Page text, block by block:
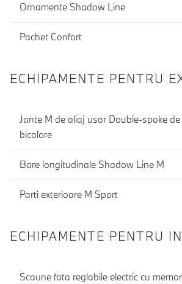
Ornamente Shadow Line
Pachet Confort
ECHIPAMENTE PENTRU
Jante M de aliaj usor Double-spoke
bicolore
Bare longitudinale Shadow Line M
Parti exterioare M Sport
ECHIPAMENTE PENTRU
Scaune fata reglabile electric cu